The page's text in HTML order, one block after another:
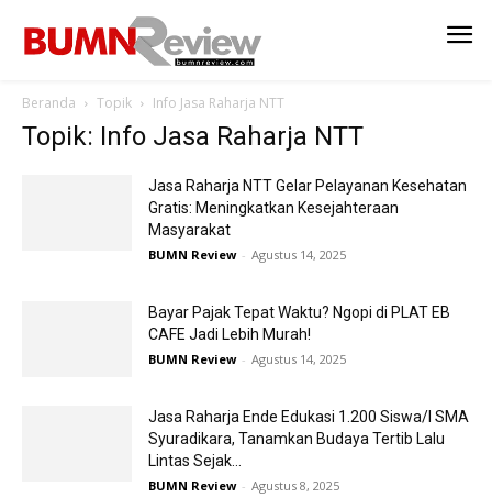
Beranda Topik Info Jasa Raharja NTT
Topik: Info Jasa Raharja NTT
Jasa Raharja NTT Gelar Pelayanan Kesehatan
Gratis: Meningkatkan Kesejahteraan
Masyarakat
BUMN Review - Agustus 14, 2025
Bayar Pajak Tepat Waktu? Ngopi di PLAT EB
CAFE Jadi Lebih Murah!
BUMN Review - Agustus 14, 2025
Jasa Raharja Ende Edukasi 1.200 Siswa/I SMA
Syuradikara, Tanamkan Budaya Tertib Lalu
Lintas Sejak...
BUMN Review - Agustus 8, 2025